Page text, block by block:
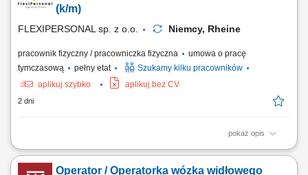
Wymagania prawo jazdy wymagane od każdego kandydata; gotowość
(k/m)
FLEXIPERSONAL sp. z o.o. Niemcy, Rheine
pracownik fizyczny / pracowniczka fizyczna
umowa o pracę
tymczasową
pełny etat
Szukamy kilku pracowników
aplikuj szybko
aplikuj bez CV
2 dni
pokaż opis
Opis stanowiska Realizacja wewnętrznego transportu towarów oraz
palet przy użyciu wózka widłowego; Obsługa strefy przyjęć i wydań, w
tym sprawny rozładunek oraz załadunek aut ciężarowych;
Operator / Operatorka wózka widłowego